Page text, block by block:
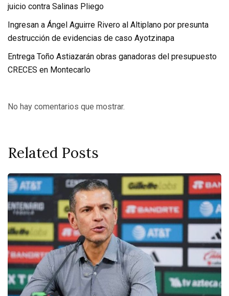
juicio contra Salinas Pliego
Ingresan a Ángel Aguirre Rivero al Altiplano por presunta
destrucción de evidencias de caso Ayotzinapa
Entrega Toño Astiazarán obras ganadoras del presupuesto
CRECES en Montecarlo
No hay comentarios que mostrar.
Related Posts